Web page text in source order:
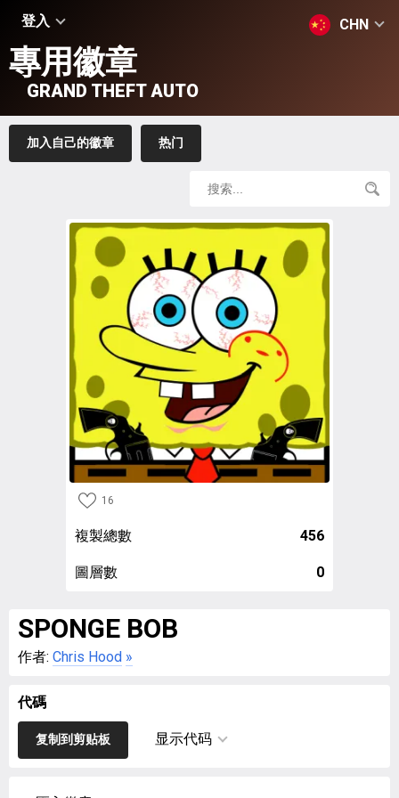
登入 CHN
專用徽章
GRAND THEFT AUTO
加入自己的徽章 热门
16
複製總數 456
圖層數 0
SPONGE BOB
作者: Chris Hood »
代碼
复制到剪贴板 显示代码